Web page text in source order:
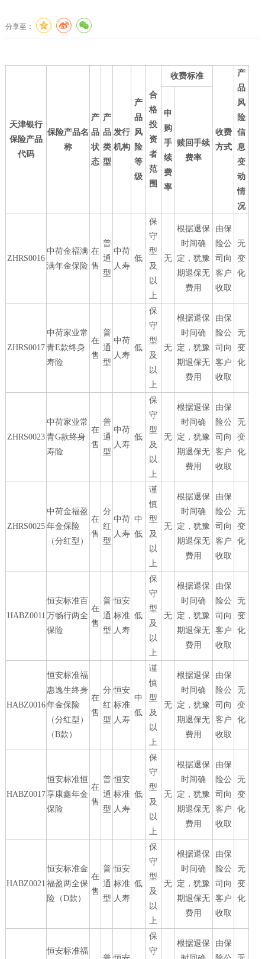
分享至：
天津银行
保险产品
代码
保险产品名
称
产
品
状
态
产
品
类
型
发行
机构
产
品
风
险
等
级
合
格
投
资
者
范
围
收费标准
收费
方式
产
品
风
险
信
息
变
动
情
况
申
购
手
续
费
率
赎回手续
费率
ZHRS0016
中荷金福满
满年金保险
在
售
普
通
型
中荷
人寿
低
保
守
型
及
以
上
无
根据退保
时间确
定，犹豫
期退保无
费用
由保
险公
司向
客户
收取
无
变
化
ZHRS0017
中荷家业常
青E款终身
寿险
在
售
普
通
型
中荷
人寿
低
保
守
型
及
以
上
无
根据退保
时间确
定，犹豫
期退保无
费用
由保
险公
司向
客户
收取
无
变
化
ZHRS0023
中荷家业常
青G款终身
寿险
在
售
普
通
型
中荷
人寿
低
保
守
型
及
以
上
无
根据退保
时间确
定，犹豫
期退保无
费用
由保
险公
司向
客户
收取
无
变
化
ZHRS0025
中荷金福盈
年金保险
（分红型）
在
售
分
红
型
中荷
人寿
中
低
谨
慎
型
及
以
上
无
根据退保
时间确
定，犹豫
期退保无
费用
由保
险公
司向
客户
收取
无
变
化
HABZ0011
恒安标准百
万畅行两全
保险
在
售
普
通
型
恒安
标准
人寿
低
保
守
型
及
以
上
无
根据退保
时间确
定，犹豫
期退保无
费用
由保
险公
司向
客户
收取
无
变
化
HABZ0016
恒安标准福
惠逸生终身
年金保险
（分红型）
（B款）
在
售
分
红
型
恒安
标准
人寿
中
低
谨
慎
型
及
以
上
无
根据退保
时间确
定，犹豫
期退保无
费用
由保
险公
司向
客户
收取
无
变
化
HABZ0017
恒安标准恒
享康鑫年金
保险
在
售
普
通
型
恒安
标准
人寿
低
保
守
型
及
以
上
无
根据退保
时间确
定，犹豫
期退保无
费用
由保
险公
司向
客户
收取
无
变
化
HABZ0021
恒安标准金
福盈两全保
险（D款）
在
售
普
通
型
恒安
标准
人寿
低
保
守
型
及
以
上
无
根据退保
时间确
定，犹豫
期退保无
费用
由保
险公
司向
客户
收取
无
变
化
恒安标准福
保
守
根据退保
由保